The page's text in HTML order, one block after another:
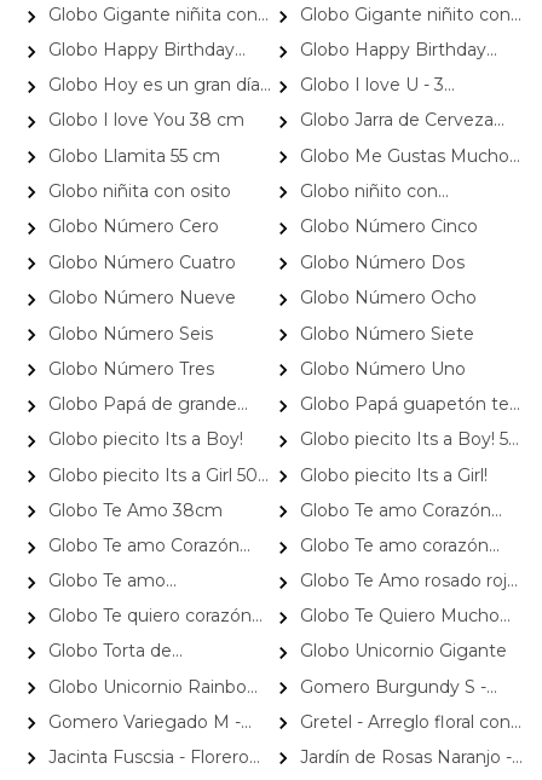
morada 20cm
corazón con flores 20cm
Globo Gigante niñita con
osito
Globo Gigante niñito con
mamadera
Globo Happy Birthday
Cupcake
Globo Happy Birthday
forma de Botella de Whisky
Globo Hoy es un gran día
para celebrar brindemos por ti
Papá 22cm
Globo I love U - 3
corazones
Globo I love You 38 cm
Globo Jarra de Cerveza
Grande
Globo Llamita 55 cm
Globo Me Gustas Mucho
20cm
Globo niñita con osito
Globo niñito con
mamadera
Globo Número Cero
Globo Número Cinco
Globo Número Cuatro
Globo Número Dos
Globo Número Nueve
Globo Número Ocho
Globo Número Seis
Globo Número Siete
Globo Número Tres
Globo Número Uno
Globo Papá de grande
quiero ser como tú 40 cm
Globo Papá guapetón te
queremos un montón
Globo piecito Its a Boy!
Globo piecito Its a Boy! 50
cms
Globo piecito Its a Girl 50
cms
Globo piecito Its a Girl!
Globo Te Amo 38cm
Globo Te amo Corazón
22cm
Globo Te amo Corazón
blanco y rojo 22cm
Globo Te amo corazón
rosado y rojo 22cm
Globo Te amo
cuadrangular 25cm
Globo Te Amo rosado rojo
38cm
Globo Te quiero corazón
rojo 20cm
Globo Te Quiero Mucho
20cm
Globo Torta de
cumpleaños - Happy Birthday
55 cm
Globo Unicornio Gigante
Globo Unicornio Rainbow
Gigante
Gomero Burgundy S -
Planta de interior en
macetero
Gomero Variegado M -
Planta de interior y exterior
en macetero
Gretel - Arreglo floral con
girasoles, gerberas e
hypericum
Jacinta Fuscsia - Florero
Jardín de Rosas Naranjo -